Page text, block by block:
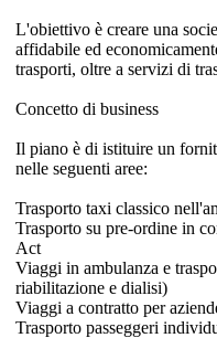
L'obiettivo è creare una
affidabile ed
trasporti, oltre a servizi di
Concetto di business
Il piano è di istituire un
nelle seguenti aree:
Trasporto taxi classico
Trasporto su pre-ordine in
Act
Viaggi in ambulanza e
riabilitazione e dialisi)
Viaggi a contratto per
Trasporto passeggeri